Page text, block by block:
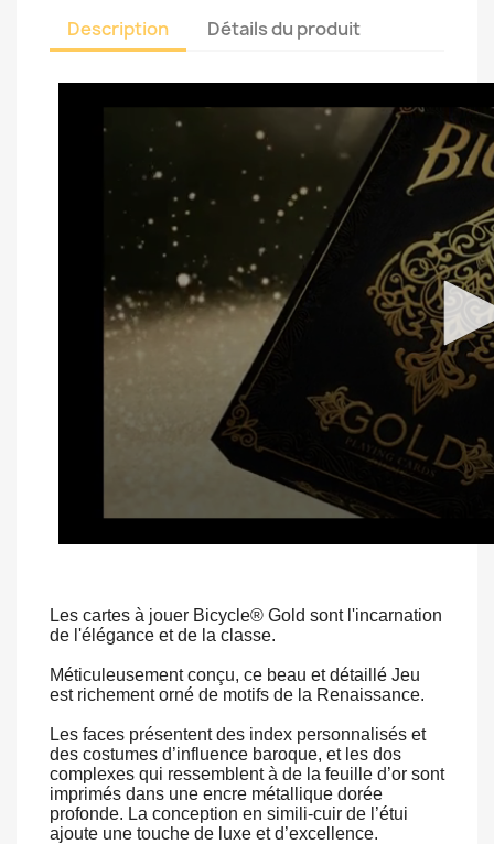
Description Détails du produit
Les cartes à jouer Bicycle® Gold sont l'incarnation
de l'élégance et de la classe.
Méticuleusement conçu, ce beau et détaillé Jeu
est richement orné de motifs de la Renaissance.
Les faces présentent des index personnalisés et
des costumes d’influence baroque, et les dos
complexes qui ressemblent à de la feuille d’or sont
imprimés dans une encre métallique dorée
profonde. La conception en simili-cuir de l’étui
ajoute une touche de luxe et d’excellence.